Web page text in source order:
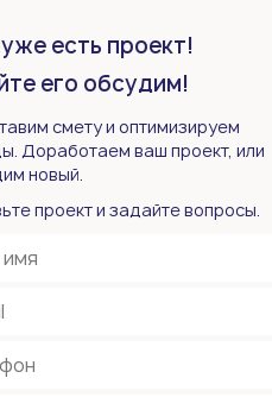
есть проект!
его обсудим!
смету и оптимизируем
Доработаем ваш проект, или
новый.
проект и задайте вопросы.